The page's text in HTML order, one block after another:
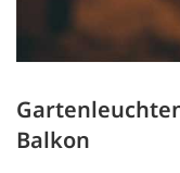
Balkon